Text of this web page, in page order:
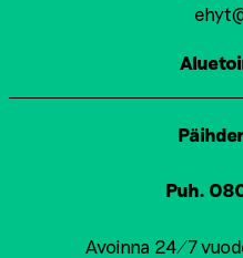
Puh.
Avoinna 24/7